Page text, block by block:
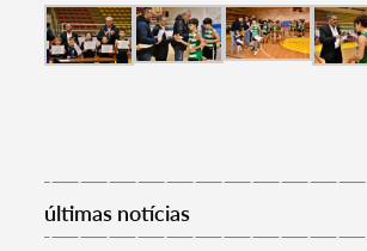
últimas notícias